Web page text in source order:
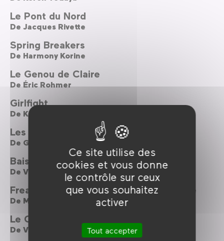
Ce site utilise des
cookies et vous donne
le contrôle sur ceux
que vous souhaitez
activer
Tout accepter
Le Pont du Nord
De Jacques Rivette
Spring Breakers
De Harmony Korine
Le Genou de Claire
De Éric Rohmer
Girlfight
De Karyn Kusama
Les Quatre filles du Docteur March
De Gillian Armstrong
Baise-moi
De Virginie Despentes ,Coralie Trinh Thi
Freaky Friday, dans la peau de ma mère
De Mark Waters
Le Chant du Missouri
De Vincente Minnelli